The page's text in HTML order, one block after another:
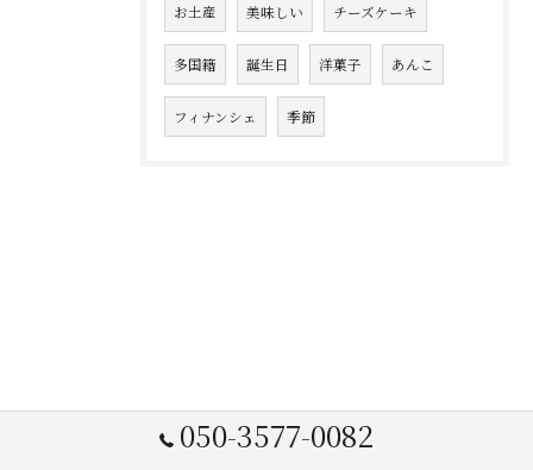
お土産 美味しい チーズケーキ
多国籍 誕生日 洋菓子 あんこ
フィナンシェ 季節
050-3577-0082